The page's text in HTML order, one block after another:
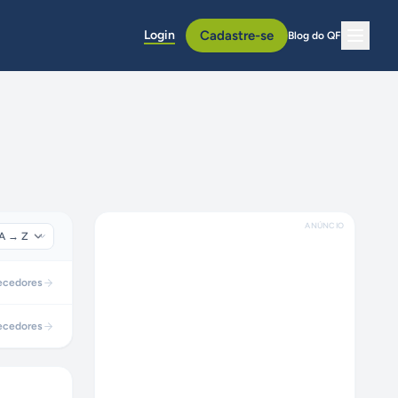
Login Cadastre-se Blog do QF
ANÚNCIO